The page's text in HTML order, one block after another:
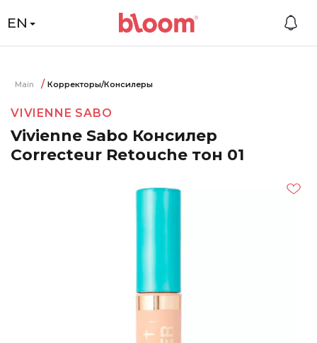
EN
Main Корректоры/Консилеры
VIVIENNE SABO
Vivienne Sabo Консилер
Correcteur Retouche тон 01